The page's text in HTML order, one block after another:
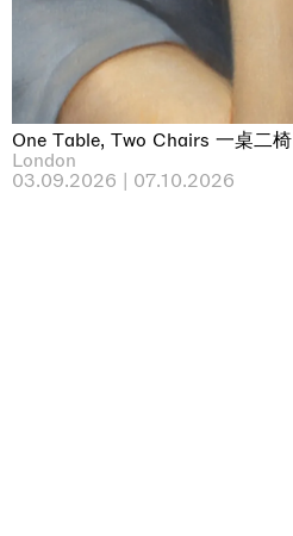
One Table, Two Chairs 一桌二椅
London
03.09.2026 | 07.10.2026